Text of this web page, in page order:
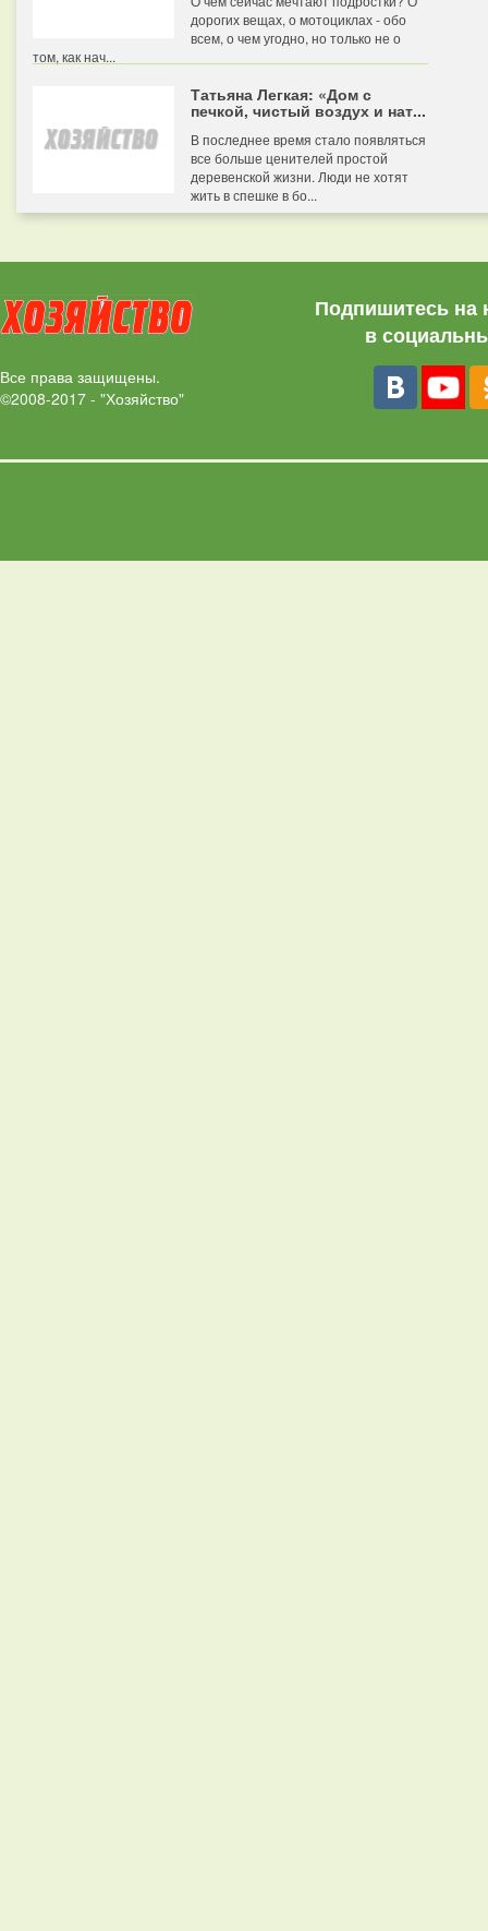
дорогих вещах, о мотоциклах - обо
всем, о чем угодно, но только не о
том, как нач...
Татьяна Легкая: «Дом с
печкой, чистый воздух и нат...
В последнее время стало появляться
все больше ценителей простой
деревенской жизни. Люди не хотят
жить в спешке в бо...
Все права защищены.
©2008-2017 - "Хозяйство"
Подпишитесь на
в